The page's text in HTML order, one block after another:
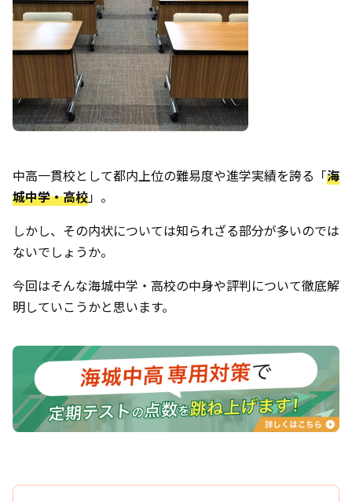
中高一貫校として都内上位の難易度や進学実績を誇る「海
城中学・高校」。
しかし、その内状については知られざる部分が多いのでは
ないでしょうか。
今回はそんな海城中学・高校の中身や評判について徹底解
明していこうかと思います。